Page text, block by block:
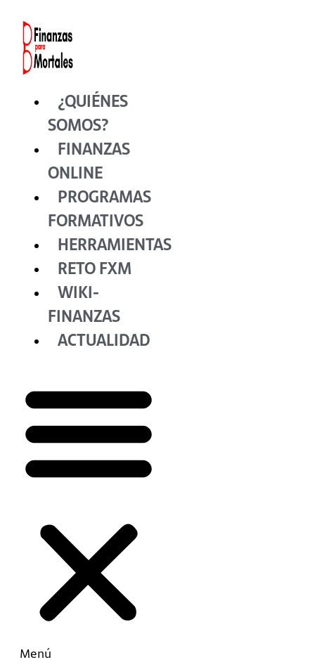
contenido
¿QUIÉNES
SOMOS?
FINANZAS
ONLINE
PROGRAMAS
FORMATIVOS
HERRAMIENTAS
RETO FXM
WIKI-
FINANZAS
ACTUALIDAD
Menú